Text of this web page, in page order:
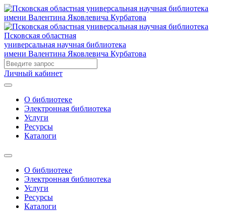
Псковская областная
универсальная научная библиотека
имени Валентина Яковлевича Курбатова
Личный кабинет
О библиотеке
Электронная библиотека
Услуги
Ресурсы
Каталоги
О библиотеке
Электронная библиотека
Услуги
Ресурсы
Каталоги